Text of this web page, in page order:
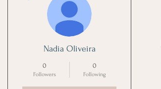
Nadia Oliveira
0
Followers
0
Following